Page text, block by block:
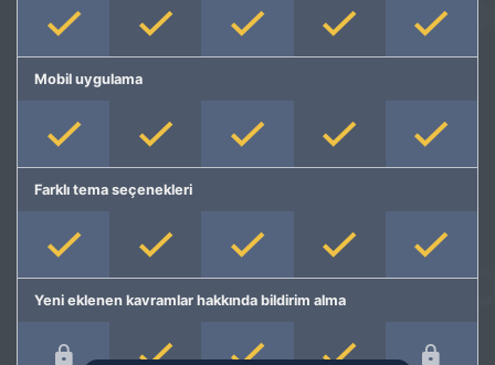
Mobil uygulama
Farklı tema seçenekleri
Yeni eklenen kavramlar hakkında bildirim alma